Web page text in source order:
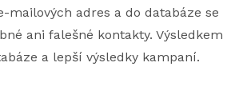
mailových adres a do databáze se
ani falešné kontakty. Výsledkem
a lepší výsledky kampaní.